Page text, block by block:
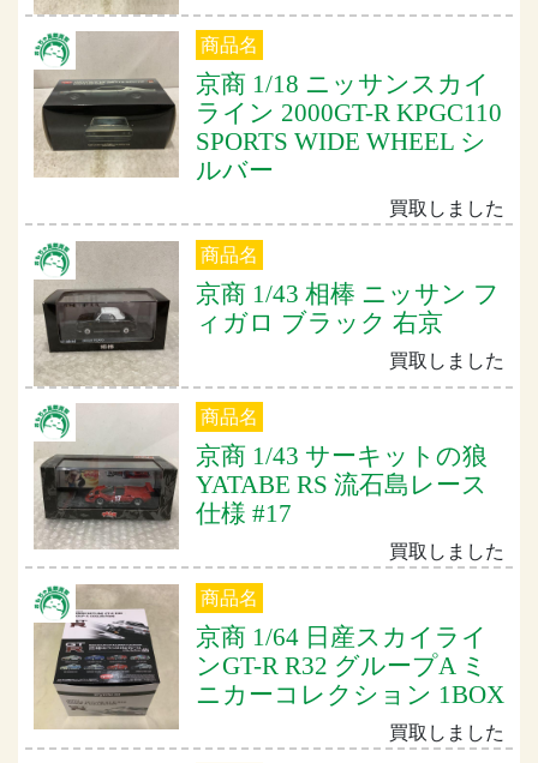
商品名
京商 1/18 ニッサンスカイ
ライン 2000GT-R KPGC110
SPORTS WIDE WHEEL シ
ルバー
買取しました
商品名
京商 1/43 相棒 ニッサン フ
ィガロ ブラック 右京
買取しました
商品名
京商 1/43 サーキットの狼
YATABE RS 流石島レース
仕様 #17
買取しました
商品名
京商 1/64 日産スカイライ
ンGT-R R32 グループA ミ
ニカーコレクション 1BOX
買取しました